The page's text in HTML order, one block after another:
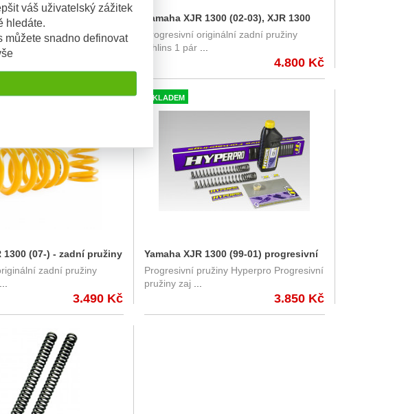
váš uživatelský zážitek
hledáte.
můžete snadno definovat
1200 (95-98) progresivní
+ olej
Hyperpro Progresivní
Yamaha XJR 1300 (02-03), XJR 1300
SP (99-01) - zadní pružiny Öhlins
0480-33
Progresivní originální zadní pružiny
Öhlins 1 pár
4.800 Kč
1300 (07-) - zadní pružiny
spring 46/205 22-
zadní pružiny
3.490 Kč
SKLADEM
Yamaha XJR 1300 (99-01) progresivní
pružiny Hyperpro + olej
Progresivní pružiny Hyperpro Progresivní
pružiny zaj
3.850 Kč